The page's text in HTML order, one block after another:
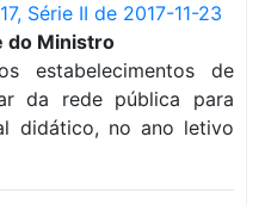
Série II de 2017-11-23
do Ministro
estabelecimentos de
da rede pública para
didático, no ano letivo